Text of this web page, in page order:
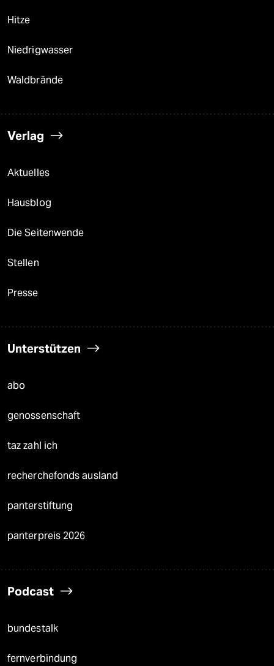
Hitze
Niedrigwasser
Waldbrände
Verlag
Aktuelles
Hausblog
Die Seitenwende
Stellen
Presse
Unterstützen
abo
genossenschaft
taz zahl ich
recherchefonds ausland
panterstiftung
panterpreis 2026
Podcast
bundestalk
fernverbindung